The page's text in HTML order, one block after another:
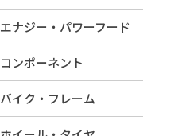
エナジー・パワーフード
コンポーネント
バイク・フレーム